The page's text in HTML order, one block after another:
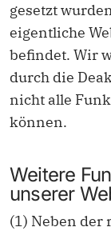
gesetzt
eigentliche
befindet. Wir
durch die
nicht alle
können.
Weitere
unserer
(1) Neben